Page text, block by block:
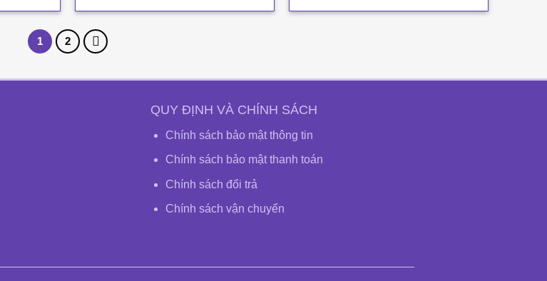
1 2
QUY ĐỊNH VÀ CHÍNH SÁCH
Chính sách bảo mật thông tin
Chính sách bảo mật thanh toán
Chính sách đổi trả
Chính sách vận chuyển